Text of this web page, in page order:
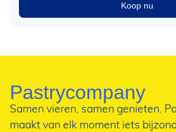
Koop nu
Pastrycompany
Samen vieren, samen genieten.
maakt van elk moment iets